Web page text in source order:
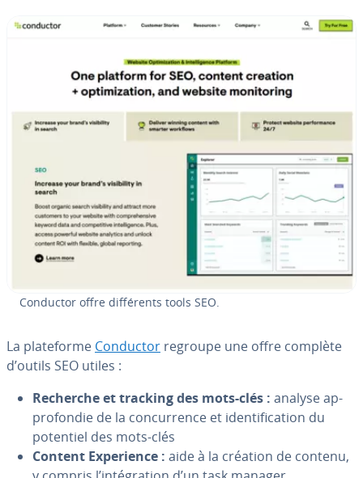
Conductor offre dif­fé­rents tools SEO.
La pla­te­forme Conductor regroupe une offre complète
d’outils SEO utiles :
Recherche et tracking des mots-clés : analyse ap­
pro­fon­die de la con­cur­rence et iden­ti­fi­ca­tion du
potentiel des mots-clés
Content Ex­pe­rience : aide à la création de contenu,